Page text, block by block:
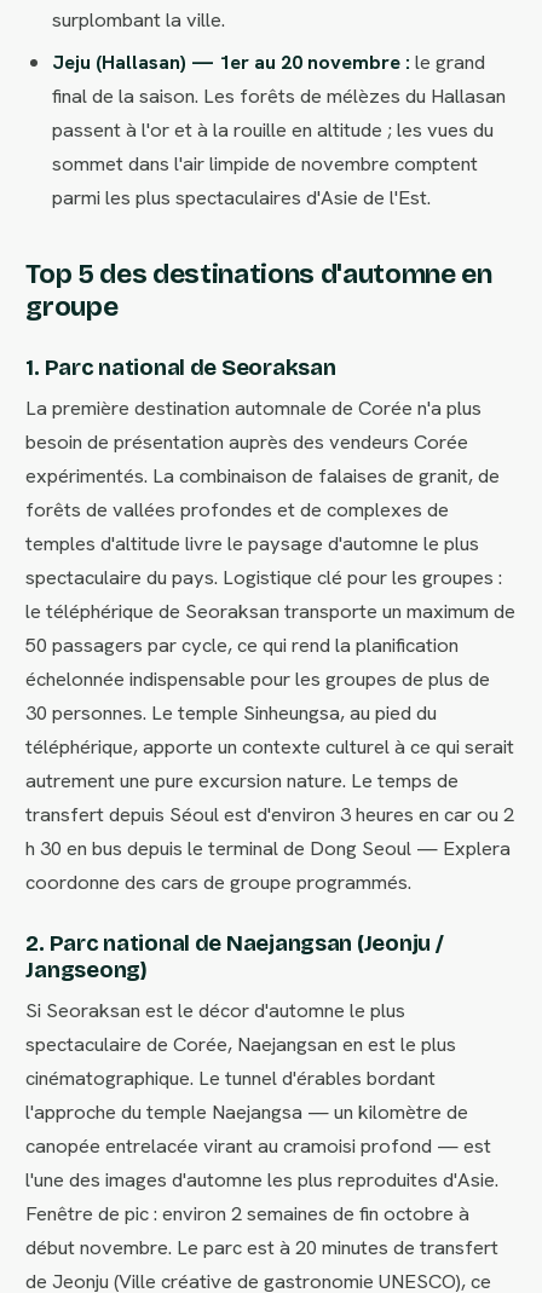
surplombant la ville.
Jeju (Hallasan) — 1er au 20 novembre : le grand
final de la saison. Les forêts de mélèzes du Hallasan
passent à l'or et à la rouille en altitude ; les vues du
sommet dans l'air limpide de novembre comptent
parmi les plus spectaculaires d'Asie de l'Est.
Top 5 des destinations d'automne en
groupe
1. Parc national de Seoraksan
La première destination automnale de Corée n'a plus
besoin de présentation auprès des vendeurs Corée
expérimentés. La combinaison de falaises de granit, de
forêts de vallées profondes et de complexes de
temples d'altitude livre le paysage d'automne le plus
spectaculaire du pays. Logistique clé pour les groupes :
le téléphérique de Seoraksan transporte un maximum de
50 passagers par cycle, ce qui rend la planification
échelonnée indispensable pour les groupes de plus de
30 personnes. Le temple Sinheungsa, au pied du
téléphérique, apporte un contexte culturel à ce qui serait
autrement une pure excursion nature. Le temps de
transfert depuis Séoul est d'environ 3 heures en car ou 2
h 30 en bus depuis le terminal de Dong Seoul — Explera
coordonne des cars de groupe programmés.
2. Parc national de Naejangsan (Jeonju /
Jangseong)
Si Seoraksan est le décor d'automne le plus
spectaculaire de Corée, Naejangsan en est le plus
cinématographique. Le tunnel d'érables bordant
l'approche du temple Naejangsa — un kilomètre de
canopée entrelacée virant au cramoisi profond — est
l'une des images d'automne les plus reproduites d'Asie.
Fenêtre de pic : environ 2 semaines de fin octobre à
début novembre. Le parc est à 20 minutes de transfert
de Jeonju (Ville créative de gastronomie UNESCO), ce